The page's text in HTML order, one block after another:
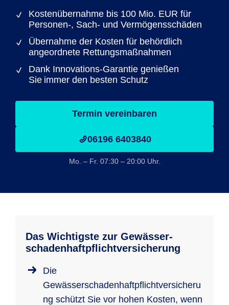
Kostenübernahme bis 100 Mio. EUR für
Personen-, Sach- und Vermögensschäden
Übernahme der Kosten für behördlich
angeordnete Rettungsmaßnahmen
Dank Innovations-Garantie genießen
Sie immer den besten Schutz
Termin vereinbaren
06196 6403840
Mo. – Fr. 07:30 – 20:00 Uhr.
Das Wichtigste zur Gewässer­
schadenhaft­pflichtversicherung
Die
Gewässerschadenhaftpflichtversicheru
ng schützt Sie vor hohen Kosten, wenn